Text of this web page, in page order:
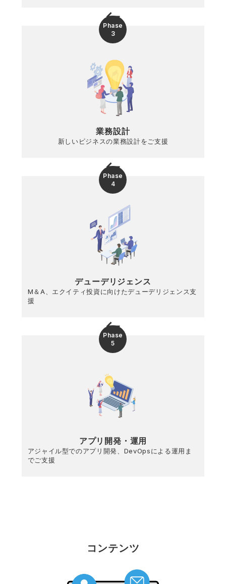
keyboard_backspace
Phase
3
業務設計
新しいビジネスの業務設計をご支援
keyboard_backspace
Phase
4
デューデリジェンス
M＆A、エクイティ投資に向けたデューデリジェンス支
援
keyboard_backspace
Phase
5
アプリ開発・運用
アジャイル型でのアプリ開発、DevOpsによる運用ま
でご支援
コンテンツ